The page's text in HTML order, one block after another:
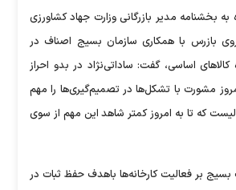
بخشنامه مدیر بازرگانی وزارت جهاد کشاورزی
بازرس با همکاری سازمان بسیج اصناف در
کالاهای اساسی، گفت: ساداتی‌نژاد در بدو احراز
مشورت با تشکل‌ها در تصمیم‌گیری‌ها را مهم
که تا به امروز کمتر شاهد این مهم از سوی
بسیج بر فعالیت کارخانه‌ها باهدف حفظ ثبات در